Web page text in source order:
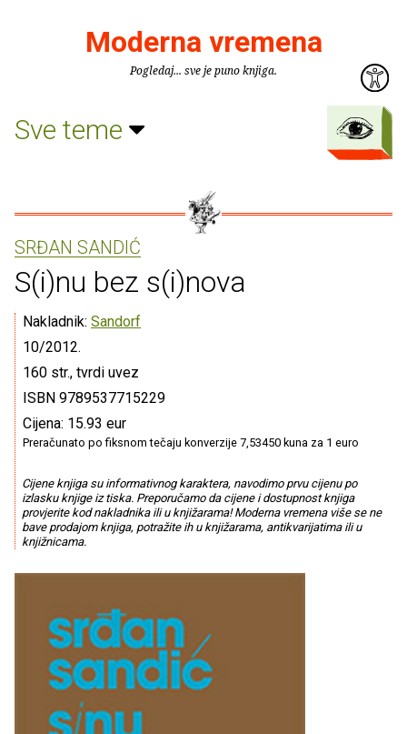
Moderna vremena
Pogledaj... sve je puno knjiga.
Sve teme
SRĐAN SANDIĆ
S(i)nu bez s(i)nova
Nakladnik: Sandorf
10/2012.
160 str., tvrdi uvez
ISBN 9789537715229
Cijena: 15.93 eur
Preračunato po fiksnom tečaju konverzije 7,53450 kuna za 1 euro
Cijene knjiga su informativnog karaktera, navodimo prvu cijenu po
izlasku knjige iz tiska. Preporučamo da cijene i dostupnost knjiga
provjerite kod nakladnika ili u knjižarama! Moderna vremena više se ne
bave prodajom knjiga, potražite ih u knjižarama, antikvarijatima ili u
knjižnicama.